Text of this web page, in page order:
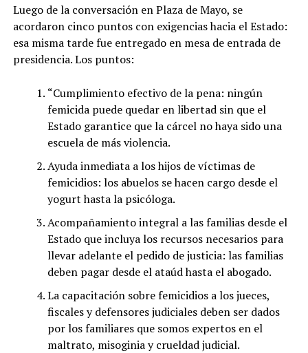
Luego de la conversación en Plaza de Mayo, se
acordaron cinco puntos con exigencias hacia el Estado:
esa misma tarde fue entregado en mesa de entrada de
presidencia. Los puntos:
“Cumplimiento efectivo de la pena: ningún
femicida puede quedar en libertad sin que el
Estado garantice que la cárcel no haya sido una
escuela de más violencia.
Ayuda inmediata a los hijos de víctimas de
femicidios: los abuelos se hacen cargo desde el
yogurt hasta la psicóloga.
Acompañamiento integral a las familias desde el
Estado que incluya los recursos necesarios para
llevar adelante el pedido de justicia: las familias
deben pagar desde el ataúd hasta el abogado.
La capacitación sobre femicidios a los jueces,
fiscales y defensores judiciales deben ser dados
por los familiares que somos expertos en el
maltrato, misoginia y crueldad judicial.